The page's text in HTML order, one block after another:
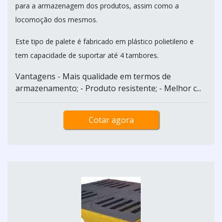
para a armazenagem dos produtos, assim como a
locomoção dos mesmos.
Este tipo de palete é fabricado em plástico polietileno e
tem capacidade de suportar até 4 tambores.
Vantagens - Mais qualidade em termos de
armazenamento; - Produto resistente; - Melhor c...
Cotar agora